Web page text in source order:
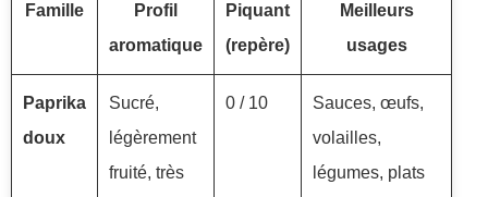
Famille
Profil
aromatique
Piquant
(repère)
Meilleurs
usages
Paprika
doux
Sucré,
légèrement
fruité, très
0 / 10
Sauces, œufs,
volailles,
légumes, plats